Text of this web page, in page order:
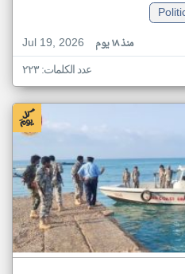
Jul 19, 2026
منذ ١٨ يوم
عدد الكلمات: ٢٢٣